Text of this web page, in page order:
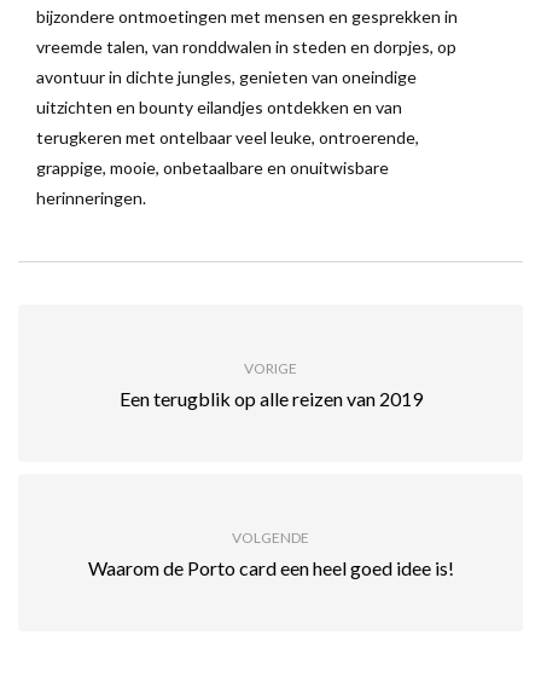
bijzondere ontmoetingen met mensen en gesprekken in
vreemde talen, van ronddwalen in steden en dorpjes, op
avontuur in dichte jungles, genieten van oneindige
uitzichten en bounty eilandjes ontdekken en van
terugkeren met ontelbaar veel leuke, ontroerende,
grappige, mooie, onbetaalbare en onuitwisbare
herinneringen.
VORIGE
Een terugblik op alle reizen van 2019
VOLGENDE
Waarom de Porto card een heel goed idee is!